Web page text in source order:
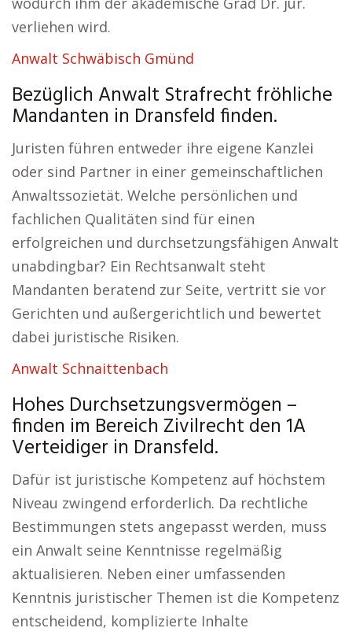
verliehen wird.
Anwalt Schwäbisch Gmünd
Bezüglich Anwalt Strafrecht fröhliche
Mandanten in Dransfeld finden.
Juristen führen entweder ihre eigene Kanzlei
oder sind Partner in einer gemeinschaftlichen
Anwaltssozietät. Welche persönlichen und
fachlichen Qualitäten sind für einen
erfolgreichen und durchsetzungsfähigen Anwalt
unabdingbar? Ein Rechtsanwalt steht
Mandanten beratend zur Seite, vertritt sie vor
Gerichten und außergerichtlich und bewertet
dabei juristische Risiken.
Anwalt Schnaittenbach
Hohes Durchsetzungsvermögen –
finden im Bereich Zivilrecht den 1A
Verteidiger in Dransfeld.
Dafür ist juristische Kompetenz auf höchstem
Niveau zwingend erforderlich. Da rechtliche
Bestimmungen stets angepasst werden, muss
ein Anwalt seine Kenntnisse regelmäßig
aktualisieren. Neben einer umfassenden
Kenntnis juristischer Themen ist die Kompetenz
entscheidend, komplizierte Inhalte